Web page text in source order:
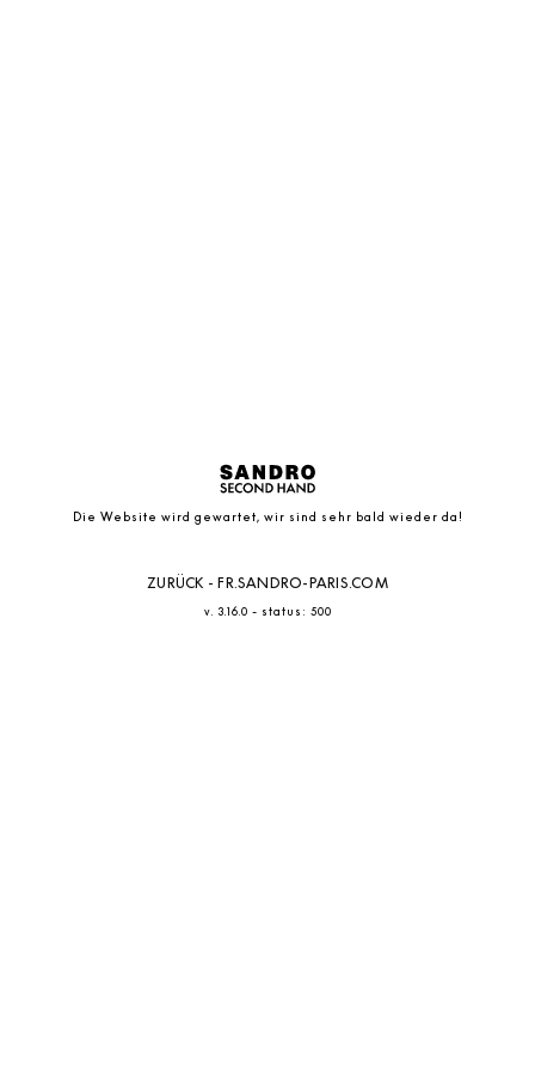
Die Website wird gewartet, wir sind sehr bald wieder da!
ZURÜCK - FR.SANDRO-PARIS.COM
v. 3.16.0 - status: 500